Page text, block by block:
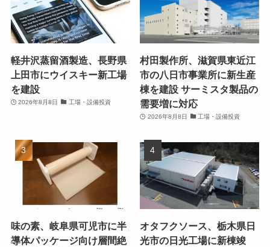
軽井沢蒸留酒製造、長野県
上田市にウイスキー新工場
を建設
2026年8月8日 工場・設備投資
村田製作所、滋賀県東近江
市の八日市事業所に新生産
棟を建設 サーミスタ製品の
需要増に対応
2026年8月8日 工場・設備投資
味の素、岐阜県可児市に半
導体パッケージ向け層間絶
オタフクソース、栃木県日
光市の日光工場に新棟竣